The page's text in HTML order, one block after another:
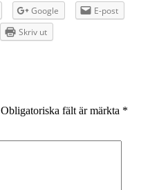
Google
E-post
Skriv ut
Obligatoriska fält är märkta *